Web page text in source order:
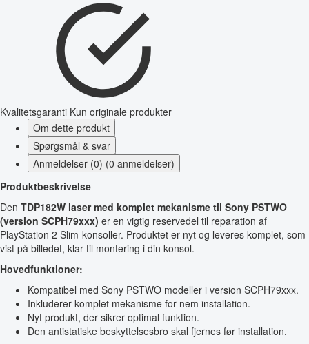
Kvalitetsgaranti Kun originale produkter
Om dette produkt
Spørgsmål & svar
Anmeldelser (0) (0 anmeldelser)
Produktbeskrivelse
Den TDP182W laser med komplet mekanisme til Sony PSTWO
(version SCPH79xxx) er en vigtig reservedel til reparation af
PlayStation 2 Slim-konsoller. Produktet er nyt og leveres komplet, som
vist på billedet, klar til montering i din konsol.
Hovedfunktioner:
Kompatibel med Sony PSTWO modeller i version SCPH79xxx.
Inkluderer komplet mekanisme for nem installation.
Nyt produkt, der sikrer optimal funktion.
Den antistatiske beskyttelsesbro skal fjernes før installation.